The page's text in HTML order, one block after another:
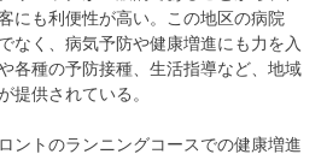
にも利便性が高い。この地区の病院
なく、病気予防や健康増進にも力を入
各種の予防接種、生活指導など、地域
提供されている。
ントのランニングコースでの健康増進